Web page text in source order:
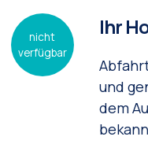
nicht
verfügbar
Ihr
und
dem